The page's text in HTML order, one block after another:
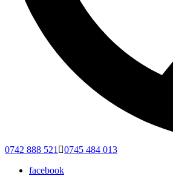
0742 888 521
0745 484 013
facebook